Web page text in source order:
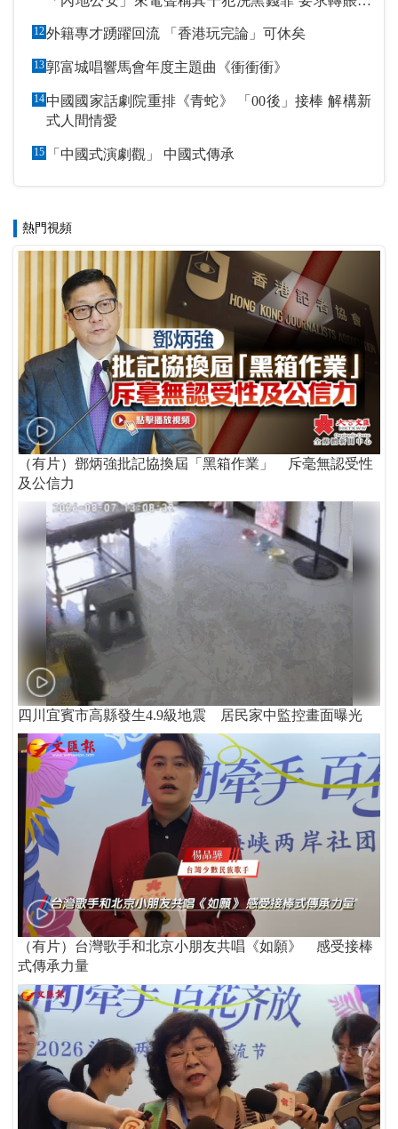
12 外籍專才踴躍回流 「香港玩完論」可休矣
13郭富城唱響馬會年度主題曲《衝衝衝》
14 中國國家話劇院重排《青蛇》 「00後」接棒 解構新
式人間情愛
15 「中國式演劇觀」 中國式傳承
熱門視頻
（有片）鄧炳強批記協換屆「黑箱作業」 斥毫無認受性
及公信力
四川宜賓市高縣發生4.9級地震 居民家中監控畫面曝光
（有片）台灣歌手和北京小朋友共唱《如願》 感受接棒
式傳承力量